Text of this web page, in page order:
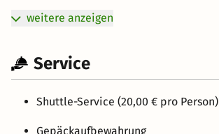
weitere anzeigen
Service
Shuttle-Service (20,00 € pro Person)
Gepäckaufbewahrung